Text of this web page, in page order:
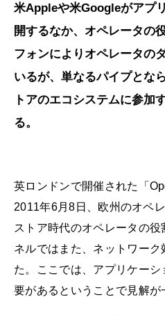
米Appleや米Googleがアプ
開するなか、オペレータ
フォンによりオペレータの
いるが、単なるパイプとな
トアのエコシステムに参加
る。
英ロンドンで開催された「
2011年6月8日、欧州のオペ
ストア時代のオペレータの
ネルではまた、ネットワー
た。ここでは、アプリケー
要があるということで見解が